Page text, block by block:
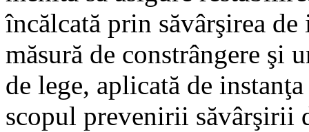
încălcată prin săvârşirea
măsură de constrângere şi
de lege, aplicată de
scopul prevenirii săvârşirii